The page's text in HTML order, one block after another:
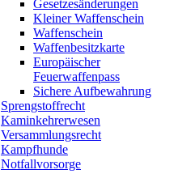
Gesetzesänderungen
Kleiner Waffenschein
Waffenschein
Waffenbesitzkarte
Europäischer
Feuerwaffenpass
Sichere Aufbewahrung
Sprengstoffrecht
Kaminkehrerwesen
Versammlungsrecht
Kampfhunde
Notfallvorsorge